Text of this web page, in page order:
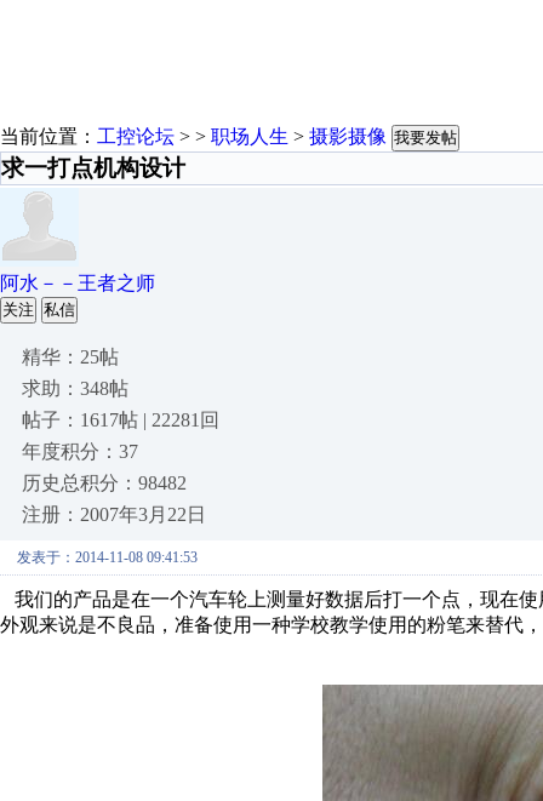
当前位置： 工控论坛 > > 职场人生 > 摄影摄像 我要发帖
求一打点机构设计
阿水－－王者之师
关注 私信
精华：25帖
求助：348帖
帖子：1617帖 | 22281回
年度积分：37
历史总积分：98482
注册：2007年3月22日
发表于：2014-11-08 09:41:53
我们的产品是在一个汽车轮上测量好数据后打一个点，现在
外观来说是不良品，准备使用一种学校教学使用的粉笔来替代